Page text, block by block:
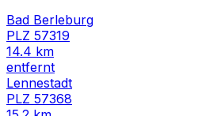
Bad Berleburg
PLZ 57319
14.4 km
entfernt
Lennestadt
PLZ 57368